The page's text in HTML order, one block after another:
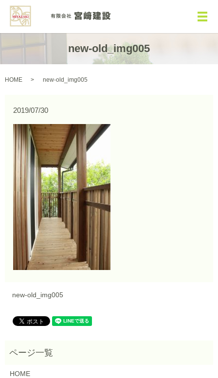
メ
new-old_img005
HOME new-old_img005
2019/07/30
new-old_img005
HOME